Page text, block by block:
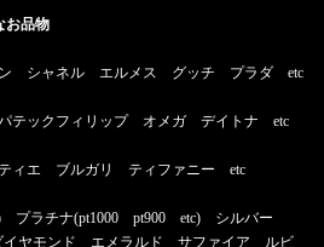
お品物
シャネル エルメス グッチ プラダ etc
ックフィリップ オメガ デイトナ etc
ィエ ブルガリ ティファニー etc
ラチナ(pt1000 pt900 etc) シルバー
ヤモンド エメラルド サファイア ルビ